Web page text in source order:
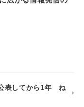
表してから1年 ね